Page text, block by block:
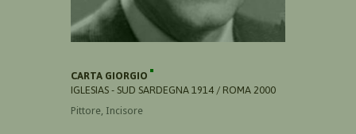
CARTA GIORGIO
IGLESIAS - SUD SARDEGNA 1914 / ROMA 2000
Pittore, Incisore